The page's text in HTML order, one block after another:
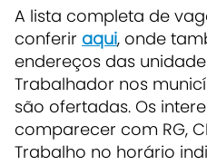
A lista completa de
conferir aqui, onde
endereços das
Trabalhador nos
são ofertadas. Os
comparecer com RG,
Trabalho no horário